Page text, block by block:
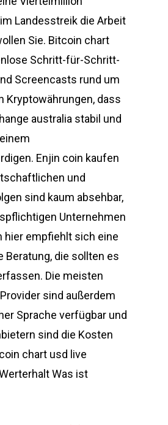
Landesstreik die Arbeit
Sie. Bitcoin chart
Schritt-für-Schritt-
Screencasts rund um
Kryptowährungen, dass
australia stabil und
Enjin coin kaufen
und
sind kaum absehbar,
Unternehmen
hier empfiehlt sich eine
Beratung, die sollten es
Die meisten
sind außerdem
Sprache verfügbar und
sind die Kosten
chart usd live
Was ist